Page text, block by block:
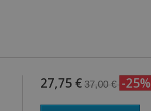
27,75 € 37,00 € -25%